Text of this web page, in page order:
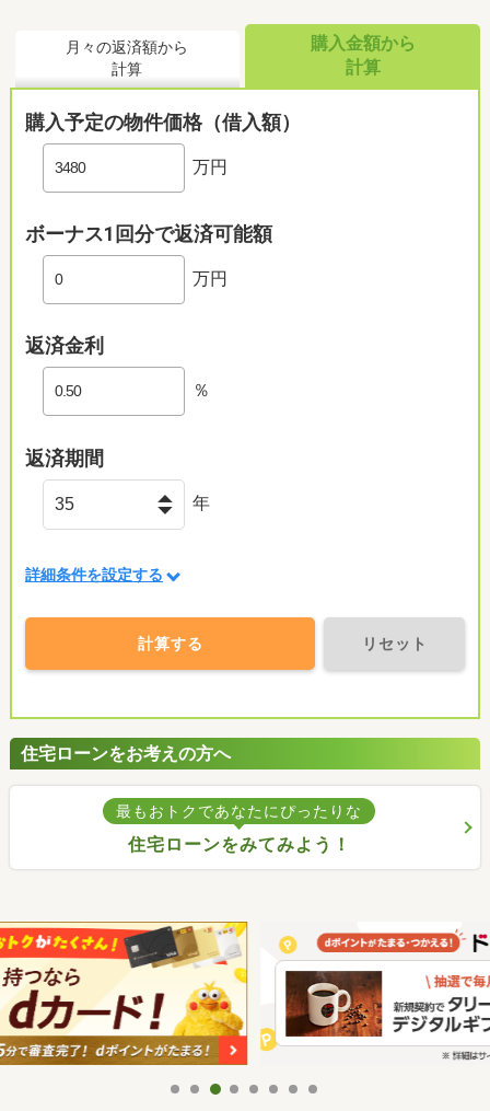
月々の返済額から
計算
購入金額から
計算
購入予定の物件価格（借入額）
万円
ボーナス1回分で返済可能額
万円
返済金利
％
返済期間
年
詳細条件を設定する
計算する リセット
住宅ローンをお考えの方へ
最もおトクであなたにぴったりな
住宅ローンをみてみよう！